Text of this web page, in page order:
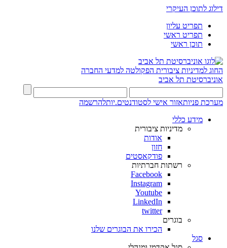
דילוג לתוכן העיקרי
תפריט עליון
תפריט ראשי
תוכן ראשי
החוג למדיניות ציבורית הפקולטה למדעי החברה
אוניברסיטת תל אביב
מערכת פניותאזור אישי לסטודנטים.יותלהרשמה
מידע כללי
מדיניות ציבורית
אודות
חזון
פודקאסטים
רשתות חברתיות
Facebook
Instagram
Youtube
LinkedIn
twitter
בוגרים
הכירו את הבוגרים שלנו
סגל